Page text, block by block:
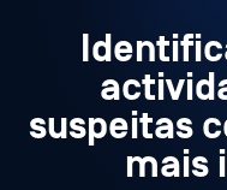
suspeitas
mais